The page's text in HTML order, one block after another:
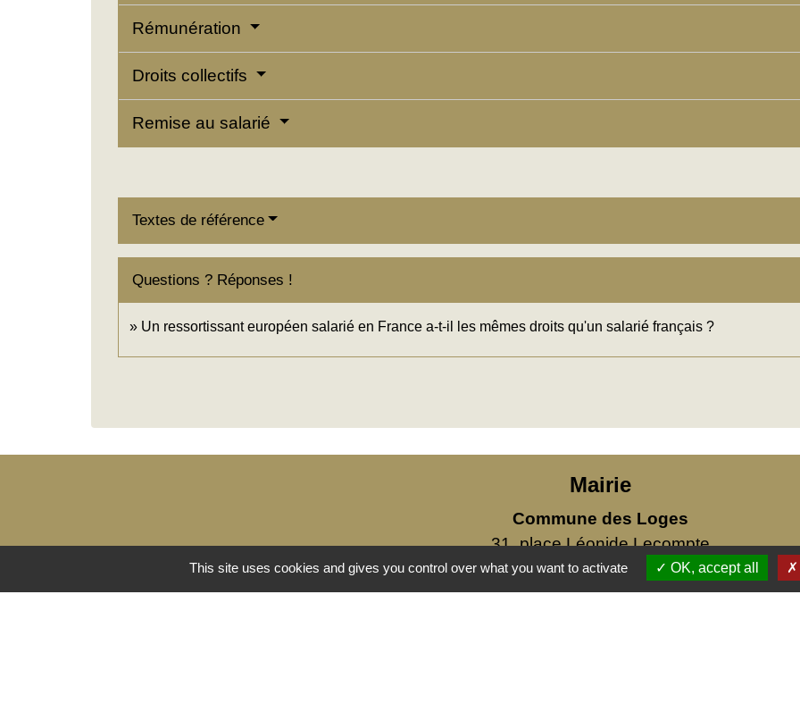
Rémunération
Droits collectifs
Remise au salarié
Textes de référence
Questions ? Réponses !
Un ressortissant européen salarié en France a-t-il les mêmes droits qu'un salarié français ?
Mairie
Commune des Loges
31, place Léonide Lecompte
76790 Les Loges - FRANCE
+33 2 35 27 04 81
This site uses cookies and gives you control over what you want to activate OK, accept all